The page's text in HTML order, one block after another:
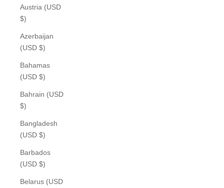
Austria (USD
$)
Azerbaijan
(USD $)
Bahamas
(USD $)
Bahrain (USD
$)
Bangladesh
(USD $)
Barbados
(USD $)
Belarus (USD